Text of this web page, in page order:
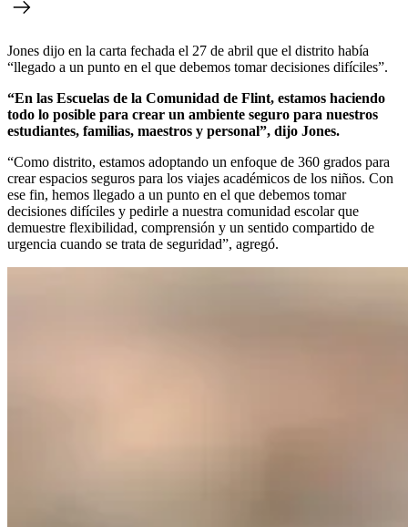
Jones dijo en la carta fechada el 27 de abril que el distrito había
“llegado a un punto en el que debemos tomar decisiones difíciles”.
“En las Escuelas de la Comunidad de Flint, estamos haciendo
todo lo posible para crear un ambiente seguro para nuestros
estudiantes, familias, maestros y personal”, dijo Jones.
“Como distrito, estamos adoptando un enfoque de 360 grados para
crear espacios seguros para los viajes académicos de los niños. Con
ese fin, hemos llegado a un punto en el que debemos tomar
decisiones difíciles y pedirle a nuestra comunidad escolar que
demuestre flexibilidad, comprensión y un sentido compartido de
urgencia cuando se trata de seguridad”, agregó.